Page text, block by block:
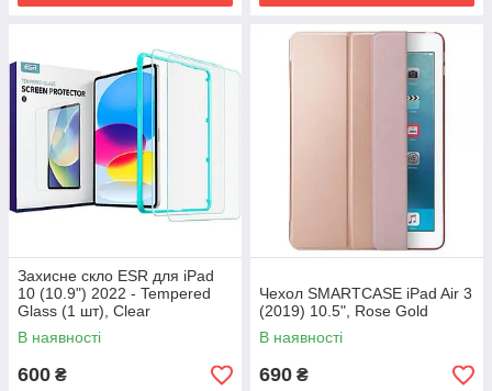
Захисне скло ESR для iPad
10 (10.9") 2022 - Tempered
Glass (1 шт), Clear
(4894240171592)
В наявності
600 ₴
Чехол SMARTCASE iPad Air 3
(2019) 10.5", Rose Gold
В наявності
690 ₴